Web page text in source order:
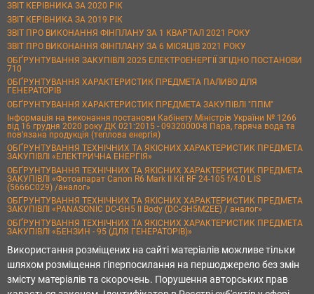
ЗВІТ КЕРІВНИКА ЗА 2020 РІК
ЗВІТ КЕРІВНИКА ЗА 2019 РІК
ЗВІТ ПРО ВИКОНАННЯ ФІНПЛАНУ ЗА 1 КВАРТАЛ 2021 РОКУ
ЗВІТ ПРО ВИКОНАННЯ ФІНПЛАНУ ЗА 6 МІСЯЦІВ 2021 РОКУ
ОБҐРУНТУВАННЯ ЗАКУПІВЛІ 2025 ЕЛЕКТРОЕНЕРГІЇ ЗГІДНО ПОСТАНОВИ
710
ОБҐРУНТУВАННЯ ХАРАКТЕРИСТИК ПРЕДМЕТА ПАЛИВО ДЛЯ
ГЕНЕРАТОРІВ
ОБҐРУНТУВАННЯ ХАРАКТЕРИСТИК ПРЕДМЕТА ЗАКУПІВЛІ "ППМ"
Інформація на виконання постанови Кабінету Міністрів України № 1266
від 16 грудня 2020 року ДК 021:2015 - 09320000-8 Пара, гаряча вода та
пов’язана продукція (теплова енергія)
ОБҐРУНТУВАННЯ ТЕХНІЧНИХ ТА ЯКІСНИХ ХАРАКТЕРИСТИК ПРЕДМЕТА
ЗАКУПІВЛІ «ЕЛЕКТРИЧНА ЕНЕРГІЯ»
ОБҐРУНТУВАННЯ ТЕХНІЧНИХ ТА ЯКІСНИХ ХАРАКТЕРИСТИК ПРЕДМЕТА
ЗАКУПІВЛІ «Фотоапарат Canon R6 Mark II Kit RF 24-105 f/4.0 L IS
(5666C029) /аналог»
ОБҐРУНТУВАННЯ ТЕХНІЧНИХ ТА ЯКІСНИХ ХАРАКТЕРИСТИК ПРЕДМЕТА
ЗАКУПІВЛІ «PANASONIC DC-GH5 II Body (DC-GH5M2EE) / аналог»
ОБҐРУНТУВАННЯ ТЕХНІЧНИХ ТА ЯКІСНИХ ХАРАКТЕРИСТИК ПРЕДМЕТА
ЗАКУПІВЛІ «БЕНЗИН - 95 (ДЛЯ ГЕНЕРАТОРІВ)»
Використання розміщених на сайті матеріалів можливе тільки
шляхом розміщення гіперпосилання на першоджерело без змін
змісту матеріалів та скорочень. Порушення авторських прав